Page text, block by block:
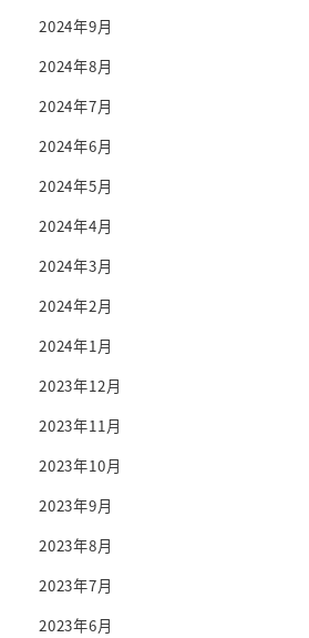
2024年9月
2024年8月
2024年7月
2024年6月
2024年5月
2024年4月
2024年3月
2024年2月
2024年1月
2023年12月
2023年11月
2023年10月
2023年9月
2023年8月
2023年7月
2023年6月